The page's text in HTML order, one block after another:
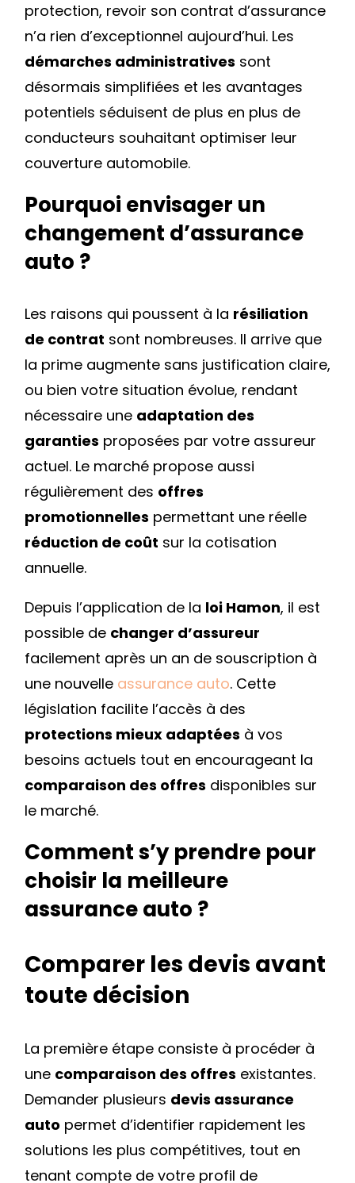
protection, revoir son contrat d’assurance
n’a rien d’exceptionnel aujourd’hui. Les
démarches administratives sont
désormais simplifiées et les avantages
potentiels séduisent de plus en plus de
conducteurs souhaitant optimiser leur
couverture automobile.
Pourquoi envisager un
changement d’assurance
auto ?
Les raisons qui poussent à la résiliation
de contrat sont nombreuses. Il arrive que
la prime augmente sans justification claire,
ou bien votre situation évolue, rendant
nécessaire une adaptation des
garanties proposées par votre assureur
actuel. Le marché propose aussi
régulièrement des offres
promotionnelles permettant une réelle
réduction de coût sur la cotisation
annuelle.
Depuis l’application de la loi Hamon, il est
possible de changer d’assureur
facilement après un an de souscription à
une nouvelle assurance auto. Cette
législation facilite l’accès à des
protections mieux adaptées à vos
besoins actuels tout en encourageant la
comparaison des offres disponibles sur
le marché.
Comment s’y prendre pour
choisir la meilleure
assurance auto ?
Comparer les devis avant
toute décision
La première étape consiste à procéder à
une comparaison des offres existantes.
Demander plusieurs devis assurance
auto permet d’identifier rapidement les
solutions les plus compétitives, tout en
tenant compte de votre profil de